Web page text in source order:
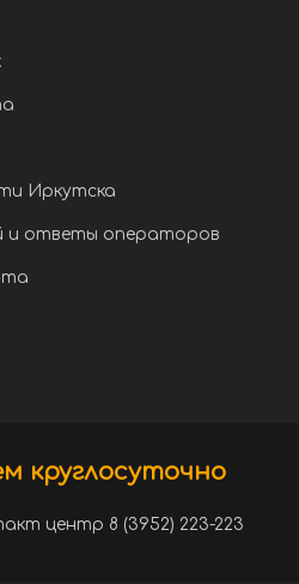
Иркутска
и ответы операторов
круглосуточно
центр 8 (3952) 223-223